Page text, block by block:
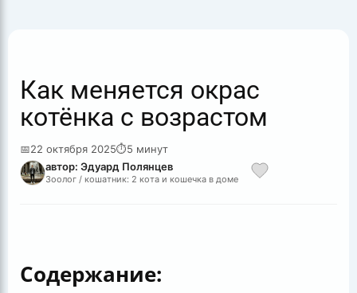
Как меняется окрас
котёнка с возрастом
📅22 октября 2025⏱5 минут
автор: Эдуард Полянцев
Зоолог / кошатник: 2 кота и кошечка в доме
Содержание: